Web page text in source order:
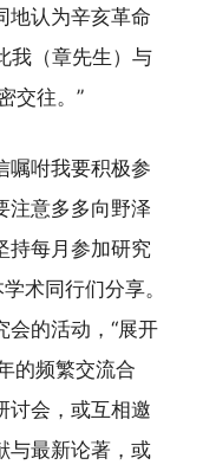
地认为辛亥革命
我（章先生）与
交往。”
嘱咐我要积极参
注意多多向野泽
持每月参加研究
术同行们分享。
会的活动，“展开
的频繁交流合
讨会，或互相邀
与最新论著，或